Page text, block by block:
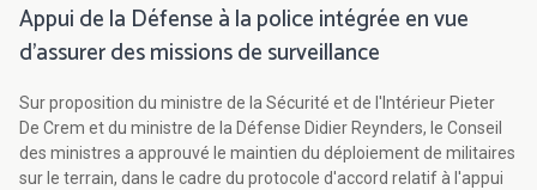
Appui de la Défense à la police intégrée en vue
d'assurer des missions de surveillance
Sur proposition du ministre de la Sécurité et de l'Intérieur Pieter
De Crem et du ministre de la Défense Didier Reynders, le Conseil
des ministres a approuvé le maintien du déploiement de militaires
sur le terrain, dans le cadre du protocole d'accord relatif à l'appui